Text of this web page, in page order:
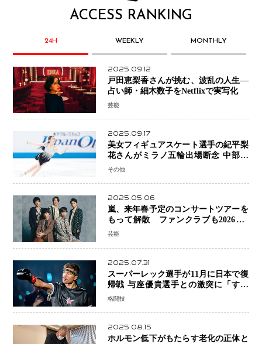
ACCESS RANKING
24H WEEKLY MONTHLY
2025.09.12
戸田恵梨香さんが挑む、波乱の人生―
占い師・細木数子をNetflixで実写化
芸能
2025.09.17
美女フィギュアスケート選手の紀平梨
花さんがミラノ五輪出場断念 中部選
手権欠場を発表「安全最優先の判断」
その他
2025.05.06
嵐、来年春予定のコンサートツアーを
もって解散 ファンクラブも2026年5
月末で活動終了
芸能
2025.07.31
スーパーレック選手が11月に日本で復
帰戦 与座優貴選手との激突に「すべ
ての技術を見せたい」
格闘技
2025.08.15
ホルモン低下がもたらす老化の正体と